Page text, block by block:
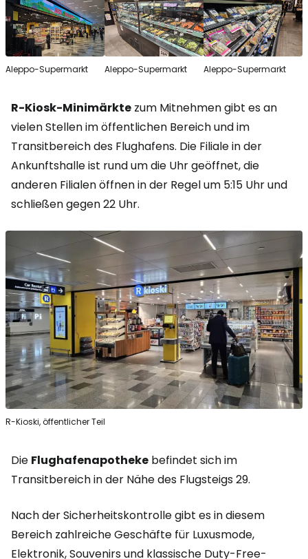
Aleppo-Supermarkt Aleppo-Supermarkt Aleppo-Supermarkt
R-Kiosk-Minimärkte zum Mitnehmen gibt es an
vielen Stellen im öffentlichen Bereich und im
Transitbereich des Flughafens. Die Filiale in der
Ankunftshalle ist rund um die Uhr geöffnet, die
anderen Filialen öffnen in der Regel um 5:15 Uhr und
schließen gegen 22 Uhr.
R-Kioski, öffentlicher Teil
Die Flughafenapotheke befindet sich im
Transitbereich in der Nähe des Flugsteigs 29.
Nach der Sicherheitskontrolle gibt es in diesem
Bereich zahlreiche Geschäfte für Luxusmode,
Elektronik, Souvenirs und klassische Duty-Free-